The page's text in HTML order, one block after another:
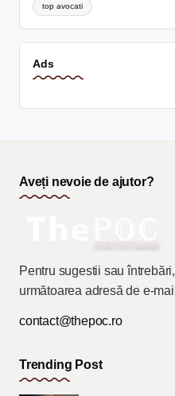
top avocati
Ads
Aveți nevoie de ajutor?
Pentru sugestii sau
următoarea adresă de e-
contact@thepoc.ro
Trending Post